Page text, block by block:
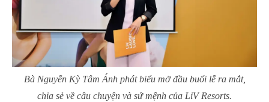
Bà Nguyễn Kỳ Tâm Ánh phát biểu mở đầu buổi lễ ra mắt,
chia sẻ về câu chuyện và sứ mệnh của LiV Resorts.